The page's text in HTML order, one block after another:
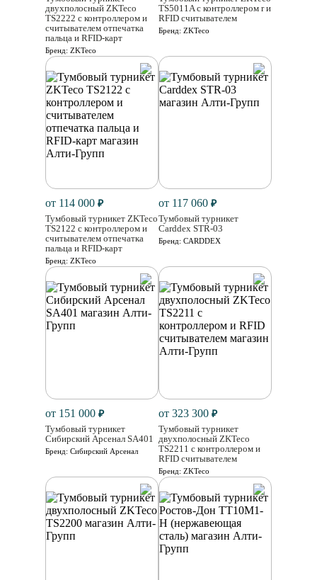
двухполосный ZKTeco
TS2222 с контроллером и
считывателем отпечатка
пальца и RFID-карт
Бренд: ZKTeco
TS5011A с контроллером r и
RFID считывателем
Бренд: ZKTeco
от 114 000 ₽
Тумбовый турникет ZKTeco
TS2122 с контроллером и
считывателем отпечатка
пальца и RFID-карт
Бренд: ZKTeco
от 117 060 ₽
Тумбовый турникет
Carddex STR-03
Бренд: CARDDEX
от 151 000 ₽
Тумбовый турникет
Сибирский Арсенал SA401
Бренд: Сибирский Арсенал
от 323 300 ₽
Тумбовый турникет
двухполосный ZKTeco
TS2211 с контроллером и
RFID считывателем
Бренд: ZKTeco